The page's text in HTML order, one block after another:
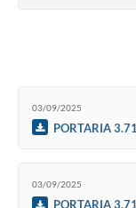
03/09/2025
PORTARIA
03/09/2025
PORTARIA